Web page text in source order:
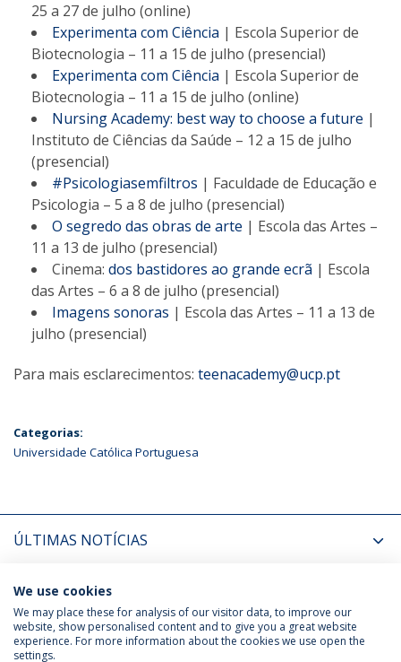
25 a 27 de julho (online)
Experimenta com Ciência | Escola Superior de
Biotecnologia – 11 a 15 de julho (presencial)
Experimenta com Ciência | Escola Superior de
Biotecnologia – 11 a 15 de julho (online)
Nursing Academy: best way to choose a future |
Instituto de Ciências da Saúde – 12 a 15 de julho
(presencial)
#Psicologiasemfiltros | Faculdade de Educação e
Psicologia – 5 a 8 de julho (presencial)
O segredo das obras de arte | Escola das Artes –
11 a 13 de julho (presencial)
Cinema: dos bastidores ao grande ecrã | Escola
das Artes – 6 a 8 de julho (presencial)
Imagens sonoras | Escola das Artes – 11 a 13 de
julho (presencial)
Para mais esclarecimentos: teenacademy@ucp.pt
Categorias:
Universidade Católica Portuguesa
ÚLTIMAS NOTÍCIAS
PRÓXIMOS EVENTOS
Política de Privacidade
Termos & Condições
We use cookies
We may place these for analysis of our visitor data, to improve our
website, show personalised content and to give you a great website
experience. For more information about the cookies we use open the
settings.